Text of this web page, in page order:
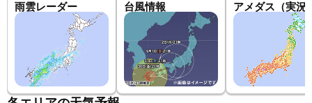
雨雲レーダー 台風情報 アメダス（実況